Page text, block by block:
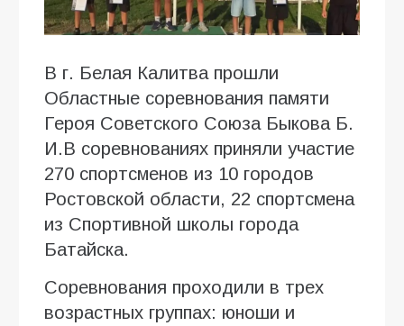
В г. Белая Калитва прошли
Областные соревнования памяти
Героя Советского Союза Быкова Б.
И.В соревнованиях приняли участие
270 спортсменов из 10 городов
Ростовской области, 22 спортсмена
из Спортивной школы города
Батайска.
Соревнования проходили в трех
возрастных группах: юноши и